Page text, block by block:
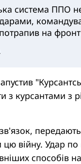
система ППО
на фронт
з курсантами з
війну. Удар по
способів